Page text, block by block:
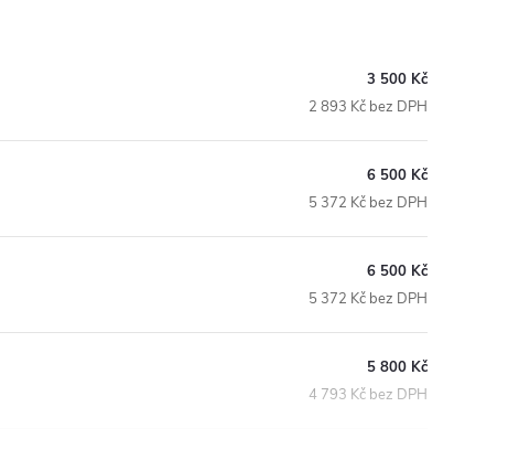
3 500 Kč
2 893 Kč bez DPH
6 500 Kč
5 372 Kč bez DPH
6 500 Kč
5 372 Kč bez DPH
5 800 Kč
4 793 Kč bez DPH